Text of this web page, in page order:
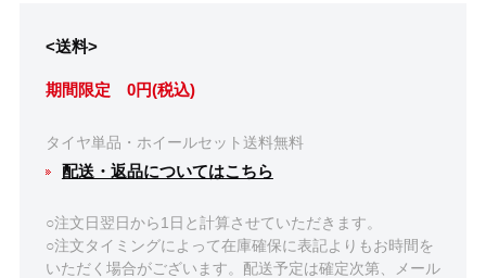
<送料>
期間限定 0円(税込)
タイヤ単品・ホイールセット送料無料
配送・返品についてはこちら
○注文日翌日から1日と計算させていただきます。
○注文タイミングによって在庫確保に表記よりもお時間を
いただく場合がございます。配送予定は確定次第、メール